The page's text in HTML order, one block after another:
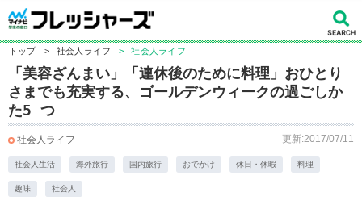
トップ > 社会人ライフ > 社会人ライフ
「美容ざんまい」「連休後のために料理」おひとり
さまでも充実する、ゴールデンウィークの過ごしか
た5 つ
社会人ライフ 更新:2017/07/11
社会人生活 海外旅行 国内旅行 おでかけ 休日・休暇 料理
趣味 社会人